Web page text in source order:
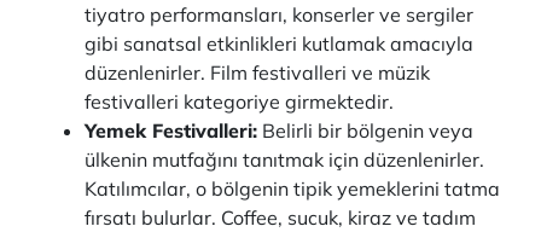
tiyatro performansları, konserler ve sergiler
gibi sanatsal etkinlikleri kutlamak amacıyla
düzenlenirler. Film festivalleri ve müzik
festivalleri kategoriye girmektedir.
Yemek Festivalleri: Belirli bir bölgenin veya
ülkenin mutfağını tanıtmak için düzenlenirler.
Katılımcılar, o bölgenin tipik yemeklerini tatma
fırsatı bulurlar. Coffee, sucuk, kiraz ve tadım